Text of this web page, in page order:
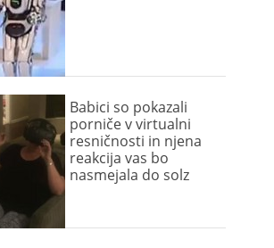
Babici so pokazali
porniče v virtualni
resničnosti in njena
reakcija vas bo
nasmejala do solz